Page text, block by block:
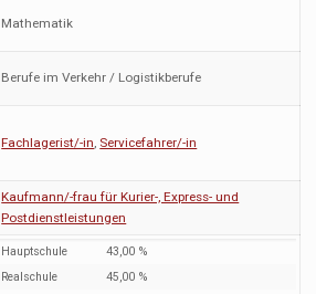
Mathematik
Berufe im Verkehr / Logistikberufe
Fachlagerist/-in, Servicefahrer/-in
Kaufmann/-frau für Kurier-, Express- und
Postdienstleistungen
Hauptschule
43,00 %
Realschule
45,00 %